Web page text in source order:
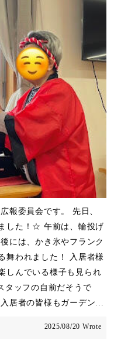
報委員会です。 先日、
した！☆ 午前は、輪投げ
には、かき氷やフランク
舞われました！ 入居者様
しんでいる様子も見られ
タッフの自前だそうで
居者の皆様もガーデン...
2025/08/20 Wrote